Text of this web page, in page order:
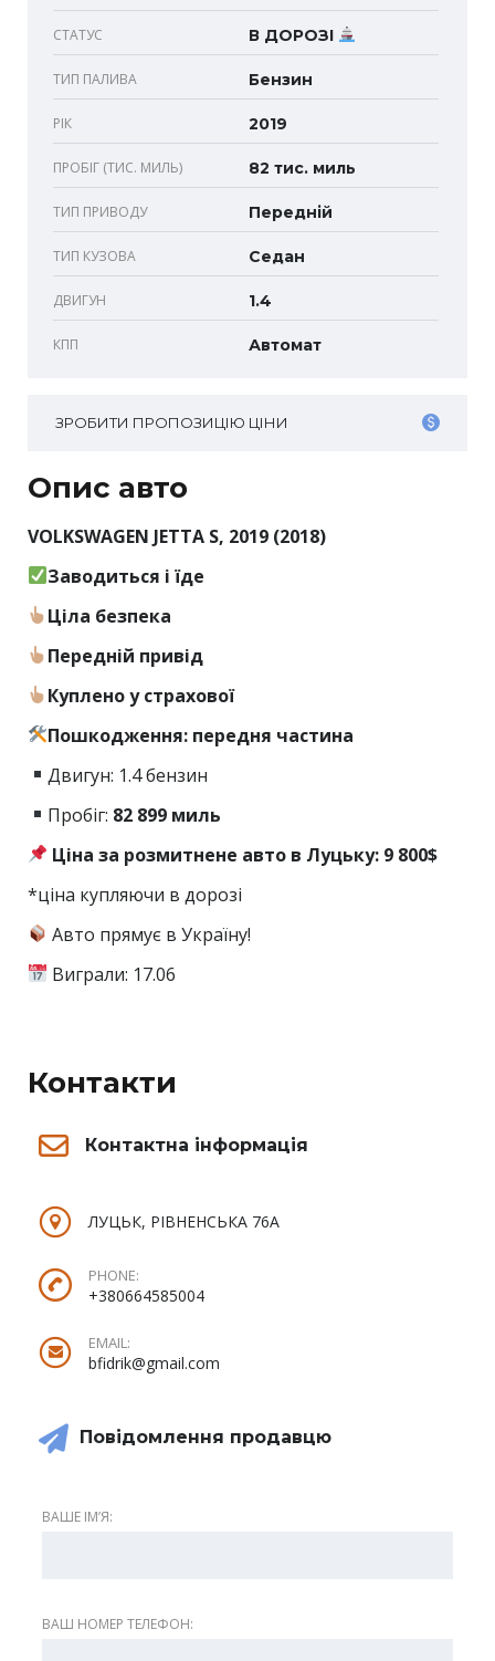
СТАТУС В ДОРОЗІ
ТИП ПАЛИВА Бензин
РІК 2019
ПРОБІГ (ТИС. МИЛЬ) 82 тис. миль
ТИП ПРИВОДУ Передній
ТИП КУЗОВА Седан
ДВИГУН 1.4
КПП Автомат
ЗРОБИТИ ПРОПОЗИЦІЮ ЦІНИ
Опис авто
VOLKSWAGEN JETTA S, 2019 (2018)
Заводиться і їде
Ціла безпека
Передній привід
Куплено у страхової
Пошкодження: передня частина
Двигун: 1.4 бензин
Пробіг: 82 899 миль
Ціна за розмитнене авто в Луцьку: 9 800$
*ціна купляючи в дорозі
Авто прямує в Україну!
Виграли: 17.06
Контакти
Контактна інформація
ЛУЦЬК, РІВНЕНСЬКА 76А
PHONE:
+380664585004
EMAIL:
bfidrik@gmail.com
Повідомлення продавцю
ВАШЕ ІМʼЯ:
ВАШ НОМЕР ТЕЛЕФОН: